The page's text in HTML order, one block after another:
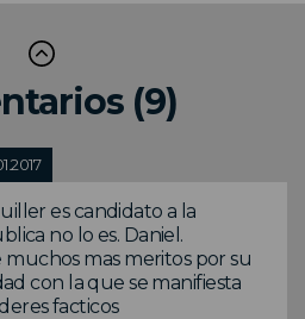
(9)
es candidato a la
no lo es. Daniel.
mas meritos por su
con la que se manifiesta
facticos